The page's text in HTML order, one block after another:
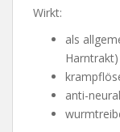
Wirkt:
als
Harntrakt)
anti-